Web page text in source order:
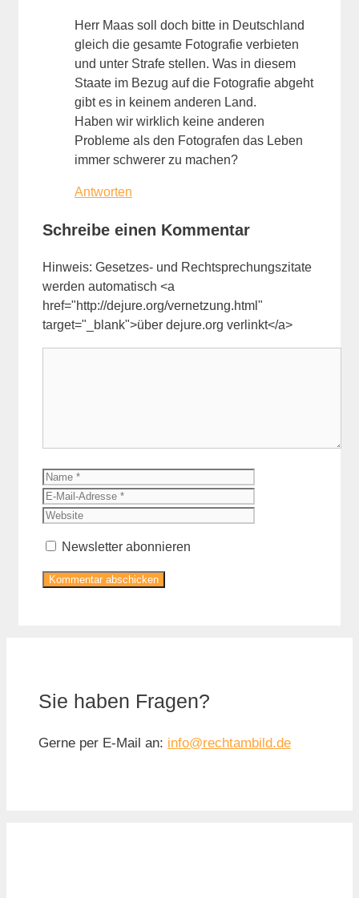
Herr Maas soll doch bitte in Deutschland
gleich die gesamte Fotografie verbieten
und unter Strafe stellen. Was in diesem
Staate im Bezug auf die Fotografie abgeht
gibt es in keinem anderen Land.
Haben wir wirklich keine anderen
Probleme als den Fotografen das Leben
immer schwerer zu machen?
Antworten
Schreibe einen Kommentar
Hinweis: Gesetzes- und Rechtsprechungszitate
werden automatisch <a
href="http://dejure.org/vernetzung.html"
target="_blank">über dejure.org verlinkt</a>
Name
Newsletter abonnieren
Sie haben Fragen?
Gerne per E-Mail an: info@rechtambild.de